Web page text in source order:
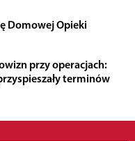
Domowej Opieki
przy operacjach:
terminów